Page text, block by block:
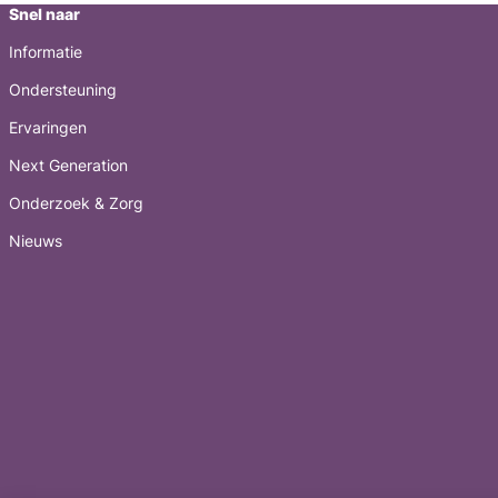
Snel naar
Informatie
Ondersteuning
Ervaringen
Next Generation
Onderzoek & Zorg
Nieuws